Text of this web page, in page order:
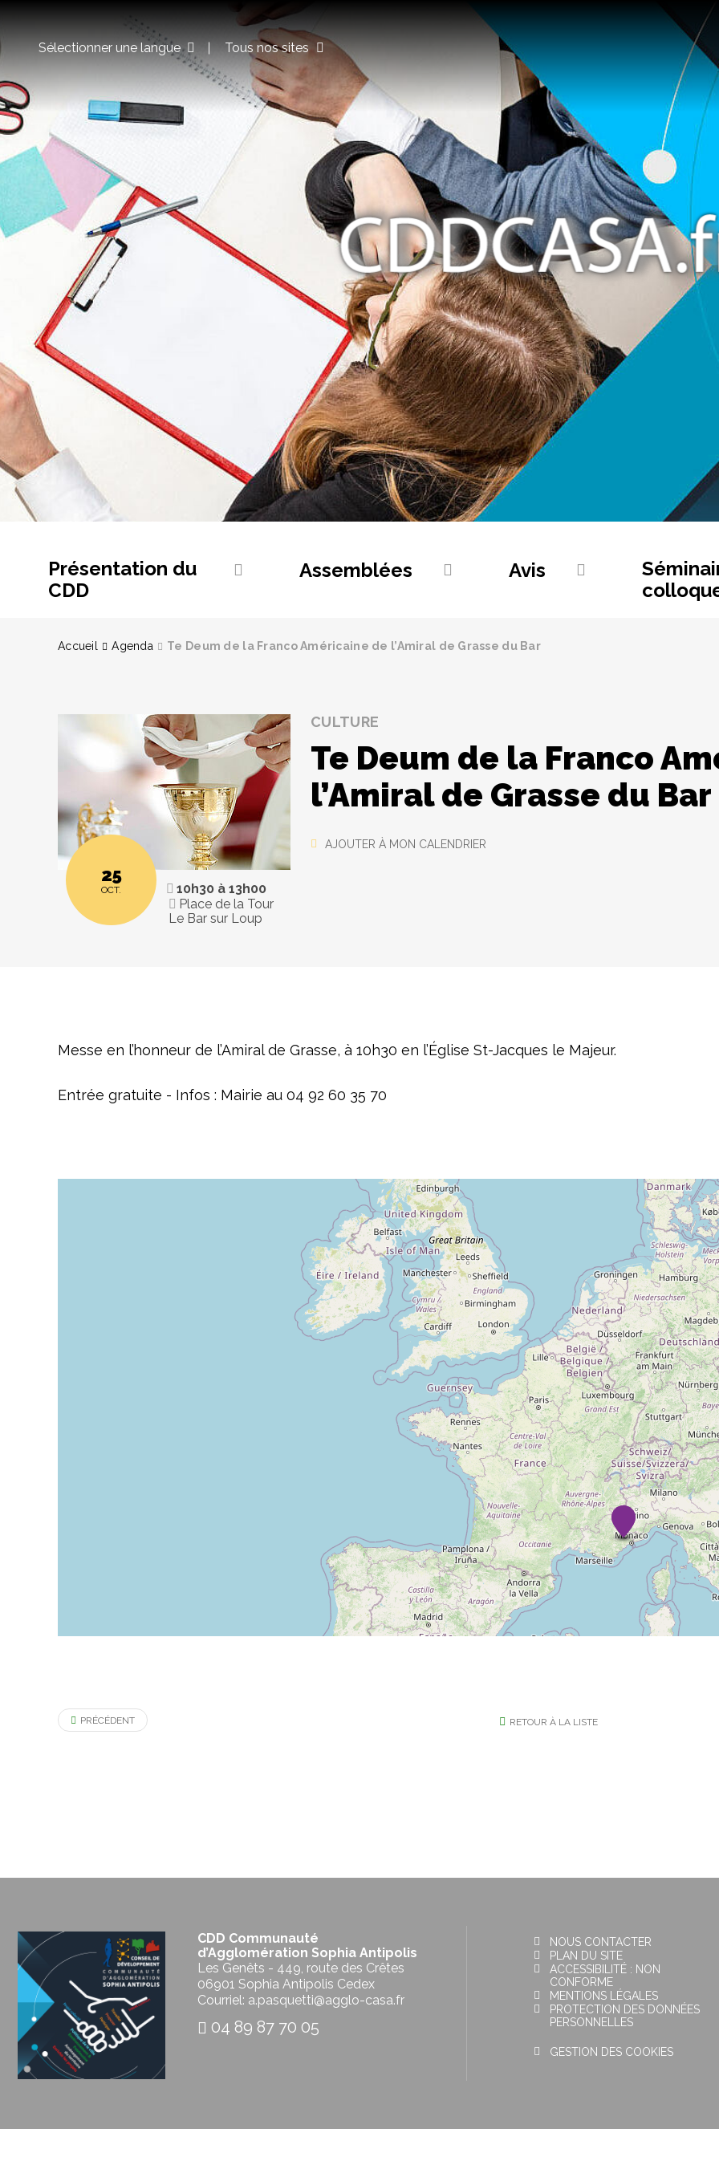
Sélectionner une langue Tous nos sites
Présentation du
CDD
Assemblées Avis
Accueil Agenda Te Deum de la Franco Américaine de l’Amiral de Grasse du Bar
25
OCT. 10h30 à 13h00
Place de la Tour
Le Bar sur Loup
CULTURE
Te Deum de la Franco
l’Amiral de Grasse du Bar
AJOUTER À MON CALENDRIER
Messe en l’honneur de l’Amiral de Grasse, à 10h30 en l’Église St-Jacques le Majeur.
Entrée gratuite - Infos : Mairie au 04 92 60 35 70
PRÉCÉDENT RETOUR À LA LISTE
CDD Communauté
d’Agglomération Sophia Antipolis
Les Genêts - 449, route des Crêtes
06901 Sophia Antipolis Cedex
Courriel: a.pasquetti@agglo-casa.fr
04 89 87 70 05
NOUS CONTACTER
PLAN DU SITE
ACCESSIBILITÉ : NON
CONFORME
MENTIONS LÉGALES
PROTECTION DES DONNÉES
PERSONNELLES
GESTION DES COOKIES